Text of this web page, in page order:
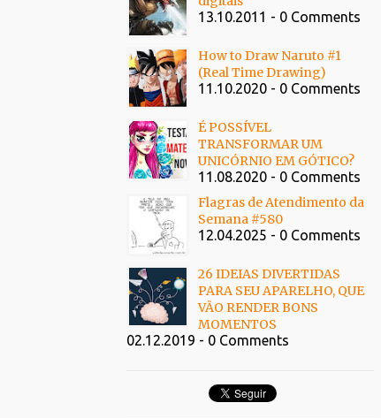
13.10.2011 - 0 Comments
How to Draw Naruto #1
(Real Time Drawing)
11.10.2020 - 0 Comments
É POSSÍVEL
TRANSFORMAR UM
UNICÓRNIO EM GÓTICO?
11.08.2020 - 0 Comments
Flagras de Atendimento da
Semana #580
12.04.2025 - 0 Comments
26 IDEIAS DIVERTIDAS
PARA SEU APARELHO, QUE
VÃO RENDER BONS
MOMENTOS
02.12.2019 - 0 Comments